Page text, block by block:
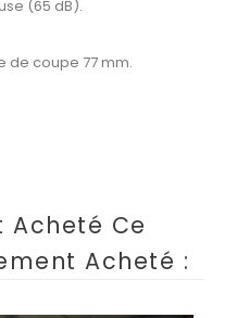
(65 dB).
de coupe 77 mm.
Acheté Ce
Acheté :